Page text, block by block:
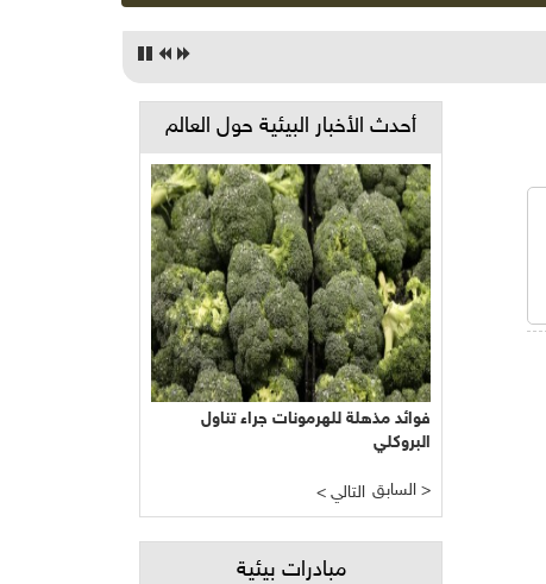
أحدث الأخبار البيئية حول العالم
فوائد مذهلة للهرمونات جراء تناول
البروكلي
< التالي السابق >
مبادرات بيئية